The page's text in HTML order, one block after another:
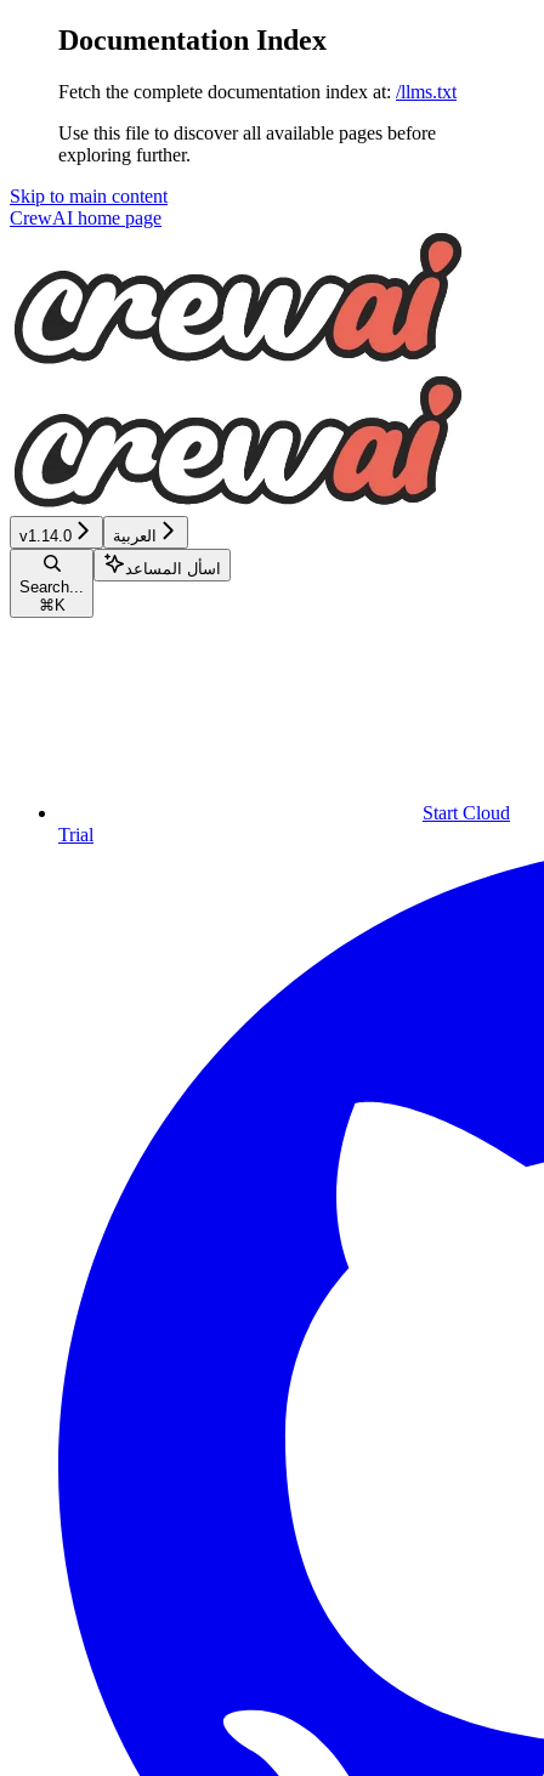
Documentation Index
Fetch the complete documentation index at: /llms.txt
Use this file to discover all available pages before
exploring further.
Skip to main content
CrewAI home page
v1.14.0 العربية
Search...
⌘ K
اسأل المساعد
Start Cloud
Trial